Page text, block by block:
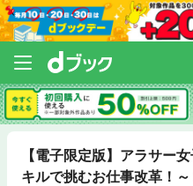
【電子限定版】アラサー
キルで挑むお仕事改革！～